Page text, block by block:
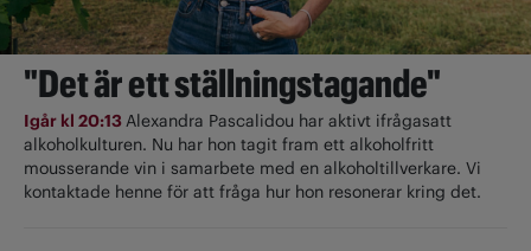
"Det är ett ställningstagande"
Igår kl 20:13Alexandra Pascalidou har aktivt ifrågasatt
alkoholkulturen. Nu har hon tagit fram ett alkoholfritt
mousserande vin i samarbete med en alkoholtillverkare. Vi
kontaktade henne för att fråga hur hon resonerar kring det.